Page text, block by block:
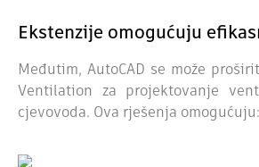
Ekstenzije omogućuju
Međutim, AutoCAD se može
Ventilation za projektovanje
cjevovoda. Ova rješenja omogućuju: